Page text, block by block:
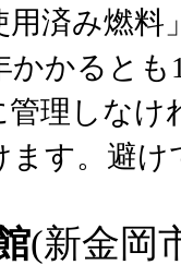
済み燃料
かかると
管理しな
ます。避
(新金岡